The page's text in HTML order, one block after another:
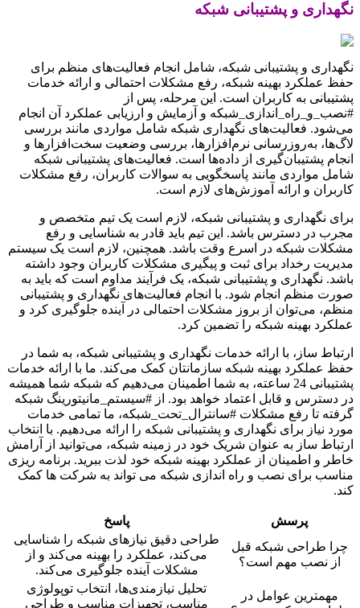
نگهداری و پشتیبانی شبکه
نگهداری و پشتیبانی شبکه، شامل انجام فعالیت‌های منظم برای
حفظ عملکرد بهینه شبکه، رفع مشکلات احتمالی و ارائه خدمات
پشتیبانی به کاربران است. این مرحله، پس از
#نصب_و_راه_اندازی_شبکه و آزمایش و ارزیابی عملکرد آن انجام
می‌شود. فعالیت‌های نگهداری شبکه شامل مواردی مانند بررسی
لاگ‌ها، به‌روزرسانی نرم‌افزارها، بررسی وضعیت سخت‌افزارها و
انجام پشتیبان‌گیری از داده‌ها است. فعالیت‌های پشتیبانی شبکه
شامل مواردی مانند پاسخگویی به سوالات کاربران، رفع مشکلات
کاربران و ارائه آموزش‌های لازم است.
برای نگهداری و پشتیبانی شبکه، لازم است یک تیم متخصص و
مجرب در دسترس باشد. این تیم باید قادر به شناسایی و رفع
مشکلات شبکه در اسرع وقت باشد. همچنین، لازم است یک سیستم
مدیریت رخداد برای ثبت و پیگیری مشکلات کاربران وجود داشته
باشد. نگهداری و پشتیبانی شبکه، یک فرآیند مداوم است که باید به
صورت منظم انجام شود. با انجام فعالیت‌های نگهداری و پشتیبانی
منظم، می‌توان از بروز مشکلات احتمالی در آینده جلوگیری کرد و
عملکرد بهینه شبکه را تضمین کرد.
ارتباط ساز، با ارائه خدمات نگهداری و پشتیبانی شبکه، به شما در
حفظ عملکرد بهینه شبکه سازمانتان کمک می‌کند. ما با ارائه خدمات
پشتیبانی 24 ساعته، به شما اطمینان می‌دهیم که شبکه شما همیشه
در دسترس و قابل اعتماد خواهد بود. از #سیستم_مانیتورینگ شبکه
گرفته تا رفع مشکلات #سانترال_تحت_شبکه، ما تمامی خدمات
مورد نیاز برای نگهداری و پشتیبانی شبکه را ارائه می‌دهیم. با انتخاب
ارتباط ساز به عنوان شریک خود در زمینه شبکه، می‌توانید از آرامش
خاطر و اطمینان از عملکرد بهینه شبکه خود لذت ببرید. برنامه ریزی
مناسب برای نصب و راه اندازی شبکه می تواند به شرکت ها کمک
کند.
پرسش
پاسخ
چرا طراحی شبکه قبل
از نصب مهم است؟
طراحی دقیق نیازهای شبکه را شناسایی
می‌کند، عملکرد را بهینه می‌کند و از
مشکلات آینده جلوگیری می‌کند.
مهمترین عوامل در
تحلیل نیازمندی‌ها، انتخاب توپولوژی
مناسب، تجهیزات مناسب و طراحی